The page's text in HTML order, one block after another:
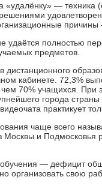
— техника
удаётся полностью
предметов.
кабинете. 72,3%
70% учащихся. При
города
практикует
чаще всего
и Подмосковья
— дефицит
организовать свою